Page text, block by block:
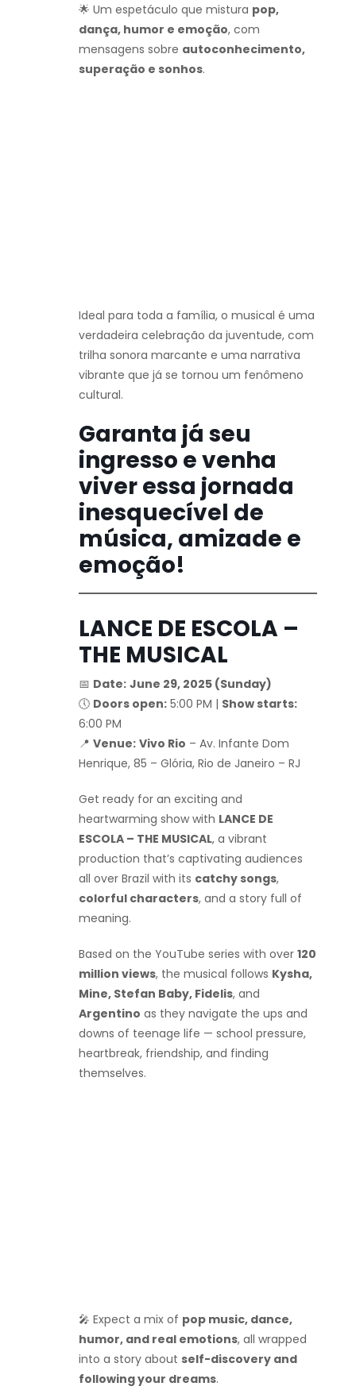
🌟 Um espetáculo que mistura pop,
dança, humor e emoção, com
mensagens sobre autoconhecimento,
superação e sonhos.
Ideal para toda a família, o musical é uma
verdadeira celebração da juventude, com
trilha sonora marcante e uma narrativa
vibrante que já se tornou um fenômeno
cultural.
Garanta já seu
ingresso e venha
viver essa jornada
inesquecível de
música, amizade e
emoção!
LANCE DE ESCOLA –
THE MUSICAL
📅 Date: June 29, 2025 (Sunday)
🕔 Doors open: 5:00 PM | Show starts:
6:00 PM
📍 Venue: Vivo Rio – Av. Infante Dom
Henrique, 85 – Glória, Rio de Janeiro – RJ
Get ready for an exciting and
heartwarming show with LANCE DE
ESCOLA – THE MUSICAL, a vibrant
production that’s captivating audiences
all over Brazil with its catchy songs,
colorful characters, and a story full of
meaning.
Based on the YouTube series with over 120
million views, the musical follows Kysha,
Mine, Stefan Baby, Fidelis, and
Argentino as they navigate the ups and
downs of teenage life — school pressure,
heartbreak, friendship, and finding
themselves.
🎤 Expect a mix of pop music, dance,
humor, and real emotions, all wrapped
into a story about self-discovery and
following your dreams.